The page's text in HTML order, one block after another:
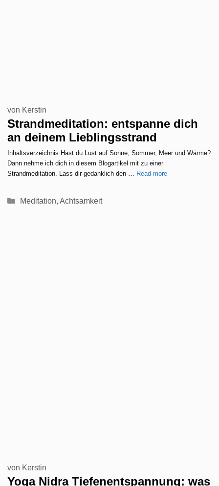
Strandmeditation: entspanne dich
an deinem Lieblingsstrand
von Kerstin
Inhaltsverzeichnis Hast du Lust auf Sonne, Sommer, Meer und Wärme?
Dann nehme ich dich in diesem Blogartikel mit zu einer
Strandmeditation. Lass dir gedanklich den …
Read more
Kategorien
Meditation, Achtsamkeit
Yoga Nidra Tiefenentspannung: was
von Kerstin